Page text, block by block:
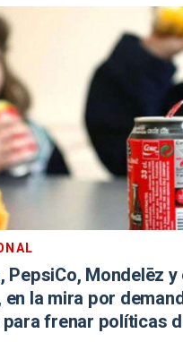
PepsiCo, Mondelēz
la mira por
frenar políticas